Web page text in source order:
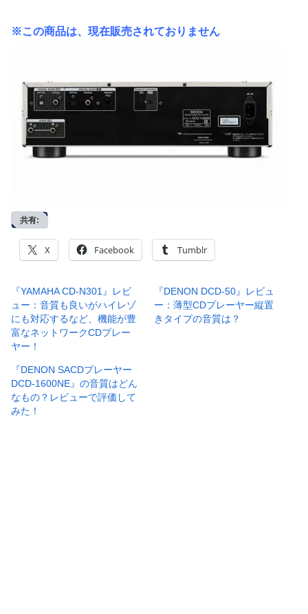
※この商品は、現在販売されておりません
共有:
X Facebook Tumblr
『YAMAHA CD-N301』レビ
ュー：音質も良いがハイレゾ
にも対応するなど、機能が豊
富なネットワークCDプレー
ヤー！
『DENON DCD-50』レビュ
ー：薄型CDプレーヤー縦置
きタイプの音質は？
『DENON SACDプレーヤー
DCD-1600NE』の音質はどん
なもの？レビューで評価して
みた！